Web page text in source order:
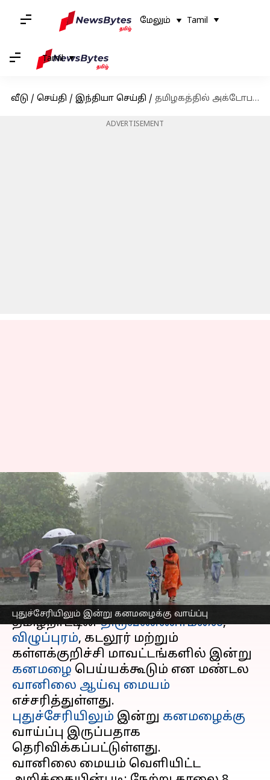
மேலும் Tamil
Tamil
வீடு / செய்தி / இந்தியா செய்தி / தமிழகத்தில் அக்டோபர் 11 வரை மழை பெய்யும் வாய்ப்பு: வானிலை ஆய்வு மையம் எச்சரிக்கை
ADVERTISEMENT
புதுச்சேரியிலும் இன்று கனமழைக்கு வாய்ப்பு
தமிழகத்தில் அக்டோபர் 11
வரை மழை பெய்யும்
வாய்ப்பு: வானிலை ஆய்வு
மையம் எச்சரிக்கை
எழுதியவர் Venkatalakshmi V Oct 06, 2025 08:42 am
செய்தி முன்னோட்டம்
தமிழ்நாட்டின்திருவண்ணாமலை,
விழுப்புரம், கடலூர் மற்றும்
கள்ளக்குறிச்சி மாவட்டங்களில் இன்று
கனமழை பெய்யக்கூடும் என மண்டல
வானிலை ஆய்வு மையம்
புதுச்சேரியிலும் இன்று கனமழைக்கு
வாய்ப்பு இருப்பதாக
தெரிவிக்கப்பட்டுள்ளது.
வானிலை மையம் வெளியிட்ட